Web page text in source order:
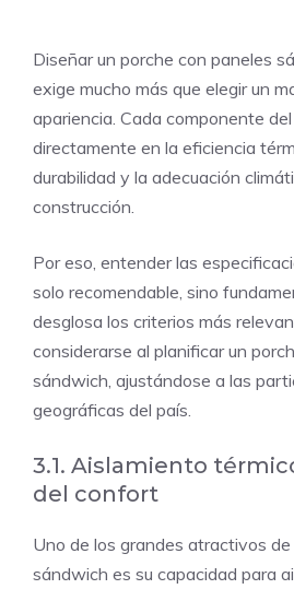
Diseñar un porche con paneles
exige mucho más que elegir un
apariencia. Cada componente
directamente en la eficiencia
durabilidad y la adecuación
construcción.
Por eso, entender las
solo recomendable, sino
desglosa los criterios más
considerarse al planificar un
sándwich, ajustándose a las
geográficas del país.
3.1. Aislamiento
del confort
Uno de los grandes atractivos
sándwich es su capacidad para